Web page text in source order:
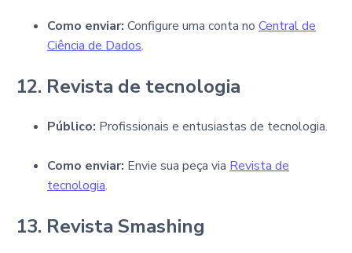
Como enviar: Configure uma conta no Central de
Ciência de Dados.
12. Revista de tecnologia
Público: Profissionais e entusiastas de tecnologia.
Como enviar: Envie sua peça via Revista de
tecnologia.
13. Revista Smashing